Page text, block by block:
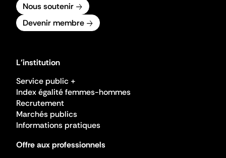
Nous soutenir
Devenir membre
L'institution
Service public +
Index égalité femmes-hommes
Recrutement
Marchés publics
Informations pratiques
Offre aux professionnels